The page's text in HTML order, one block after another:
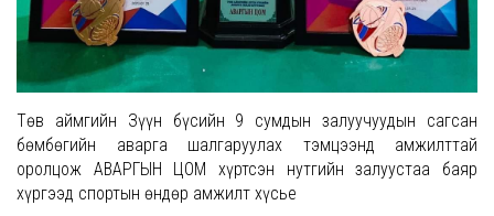
Төв аймгийн Зүүн бүсийн 9 сумдын залуучуудын сагсан
бөмбөгийн аварга шалгаруулах тэмцээнд амжилттай
оролцож АВАРГЫН ЦОМ хүртсэн нутгийн залуустаа баяр
хүргээд спортын өндөр амжилт хүсье